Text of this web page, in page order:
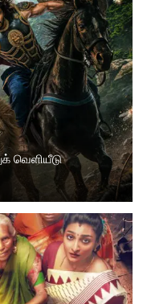
வெளியீடு